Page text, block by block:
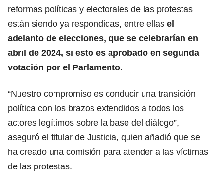
reformas políticas y electorales de las protestas
están siendo ya respondidas, entre ellas el
adelanto de elecciones, que se celebrarían en
abril de 2024, si esto es aprobado en segunda
votación por el Parlamento.
“Nuestro compromiso es conducir una transición
política con los brazos extendidos a todos los
actores legítimos sobre la base del diálogo”,
aseguró el titular de Justicia, quien añadió que se
ha creado una comisión para atender a las víctimas
de las protestas.